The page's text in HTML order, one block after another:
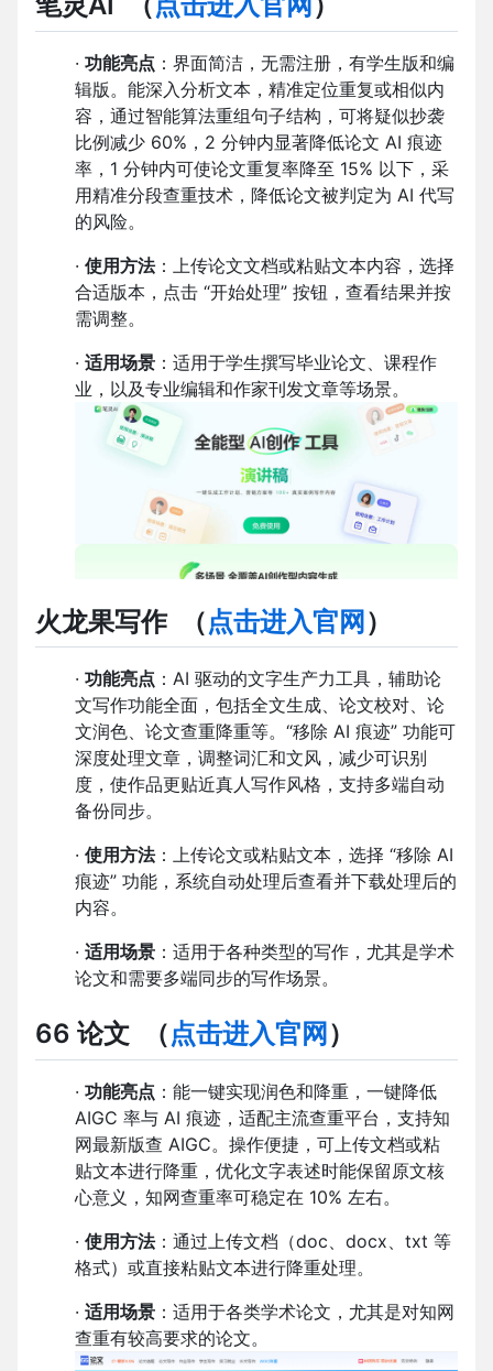
· 功能亮点 ：界面简洁，无需注册，有学生版和编
辑版。能深入分析文本，精准定位重复或相似内
容，通过智能算法重组句子结构，可将疑似抄袭
比例减少 60%，2 分钟内显著降低论文 AI 痕迹
率，1 分钟内可使论文重复率降至 15% 以下，采
用精准分段查重技术，降低论文被判定为 AI 代写
的风险。
· 使用方法：上传论文文档或粘贴文本内容，选择
合适版本，点击 “开始处理” 按钮，查看结果并按
需调整。
· 适用场景 ：适用于学生撰写毕业论文、课程作
业，以及专业编辑和作家刊发文章等场景。
火龙果写作（点击进入官网 ）
· 功能亮点 ：AI 驱动的文字生产力工具，辅助论
文写作功能全面，包括全文生成、论文校对、论
文润色、论文查重降重等。“移除 AI 痕迹” 功能可
深度处理文章，调整词汇和文风，减少可识别
度，使作品更贴近真人写作风格，支持多端自动
备份同步。
· 使用方法：上传论文或粘贴文本，选择 “移除 AI
痕迹” 功能，系统自动处理后查看并下载处理后的
内容。
· 适用场景 ：适用于各种类型的写作，尤其是学术
论文和需要多端同步的写作场景。
66 论文 （点击进入官网 ）
· 功能亮点 ：能一键实现润色和降重，一键降低
AIGC 率与 AI 痕迹，适配主流查重平台，支持知
网最新版查 AIGC。操作便捷，可上传文档或粘
贴文本进行降重，优化文字表述时能保留原文核
心意义，知网查重率可稳定在 10% 左右。
· 使用方法：通过上传文档（doc、docx、txt 等
格式）或直接粘贴文本进行降重处理。
· 适用场景 ：适用于各类学术论文，尤其是对知网
查重有较高要求的论文。